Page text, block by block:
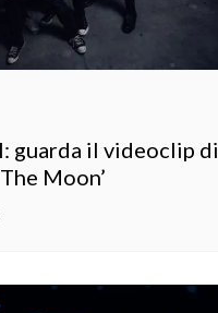
guarda il videoclip di
Moon’